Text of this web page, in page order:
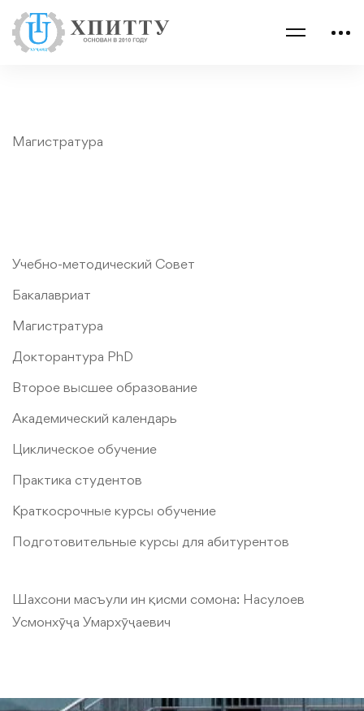
Магистратура
Учебно-методический Совет
Бакалавриат
Магистратура
Докторантура PhD
Второе высшее образование
Академический календарь
Циклическое обучение
Практика студентов
Краткосрочные курсы обучение
Подготовительные курсы для абитурентов
Шахсони масъули ин қисми сомона: Насулоев
Усмонхӯҷа Умархӯҷаевич